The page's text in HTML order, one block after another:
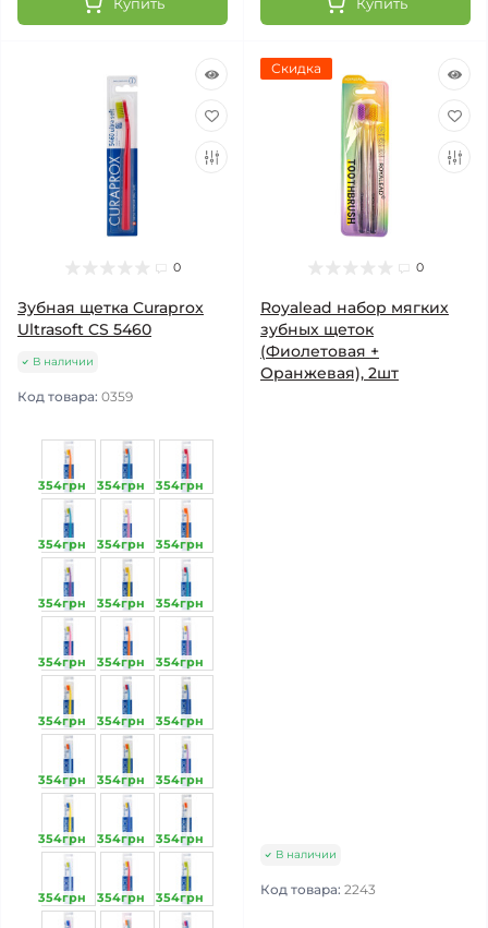
0
Зубная щетка Curaprox
Ultrasoft CS 5460
В наличии
Код товара: 0359
354грн 354грн 354грн
354грн 354грн 354грн
354грн 354грн 354грн
354грн 354грн 354грн
354грн 354грн 354грн
354грн 354грн 354грн
354грн 354грн 354грн
354грн 354грн 354грн
Скидка
0
Royalead набор мягких
зубных щеток
(Фиолетовая +
Оранжевая), 2шт
В наличии
Код товара: 2243